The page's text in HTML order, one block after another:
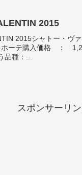
2015
2015シャトー・
ーテ購入価格 ：
品種：...
スポンサーリン